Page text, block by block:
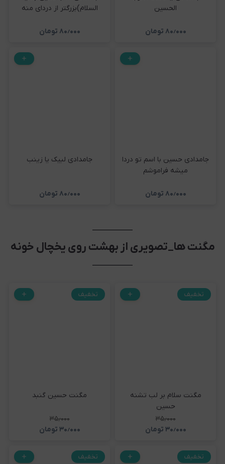
الحسین
۸۰٫۰۰۰ تومان
السلام)بزرگتر از دردای منه
۸۰٫۰۰۰ تومان
جامدادی حسین با اسم تو دردا
میشه فراموشم
۸۰٫۰۰۰ تومان
جامدادی لبیک یا زینب
۸۰٫۰۰۰ تومان
مگنت ها_تصویری از بهشت روی یخچال خونه
تخفیف
مگنت سلام بر لب تشنه
حسین
۳۵٫۰۰۰
۳۰٫۰۰۰ تومان
تخفیف
مگنت حسین گنبد
۳۵٫۰۰۰
۳۰٫۰۰۰ تومان
تخفیف تخفیف